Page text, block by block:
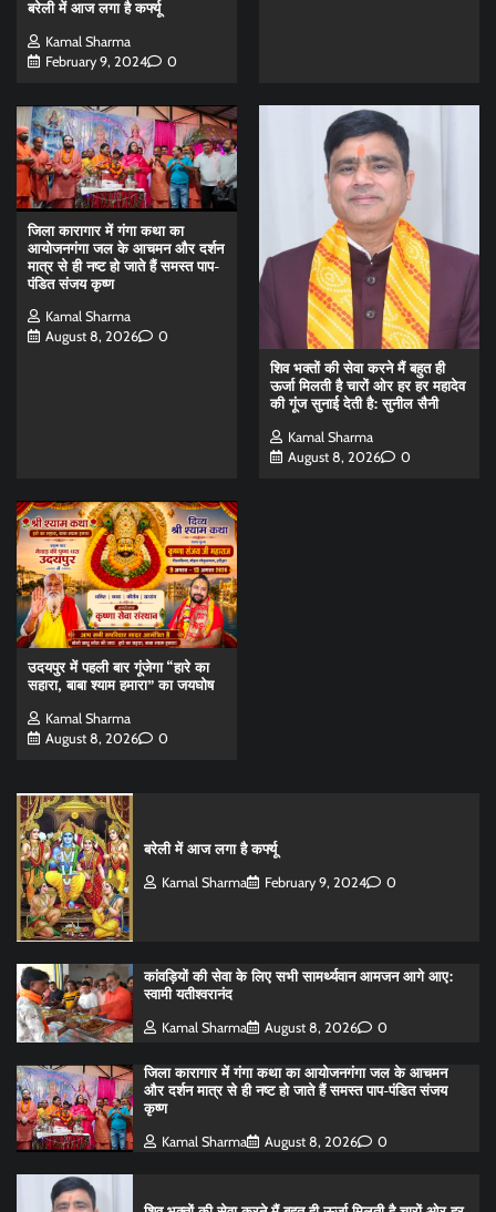
बरेली में आज लगा है कर्फ्यू
Kamal Sharma
February 9, 2024
0
जिला कारागार में गंगा कथा का
आयोजनगंगा जल के आचमन और दर्शन
मात्र से ही नष्ट हो जाते हैं समस्त पाप-
पंडित संजय कृष्ण
Kamal Sharma
August 8, 2026
0
शिव भक्तों की सेवा करने मैं बहुत ही
ऊर्जा मिलती है चारों ओर हर हर महादेव
की गूंज सुनाई देती है: सुनील सैनी
Kamal Sharma
August 8, 2026
0
उदयपुर में पहली बार गूंजेगा “हारे का
सहारा, बाबा श्याम हमारा” का जयघोष
Kamal Sharma
August 8, 2026
0
बरेली में आज लगा है कर्फ्यू
Kamal Sharma February 9, 2024 0
कांवड़ियों की सेवा के लिए सभी सामर्थ्यवान आमजन आगे आए:
स्वामी यतीश्वरानंद
Kamal Sharma August 8, 2026 0
जिला कारागार में गंगा कथा का आयोजनगंगा जल के आचमन
और दर्शन मात्र से ही नष्ट हो जाते हैं समस्त पाप-पंडित संजय
कृष्ण
Kamal Sharma August 8, 2026 0